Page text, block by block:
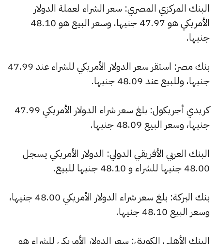
البنك المركزي المصري: سعر الشراء لعملة الدولار
الأمريكي هو 47.97 جنيها، وسعر البيع هو 48.10
جنيها.
بنك مصر: استقر سعر الدولار الأمريكي للشراء عند 47.99
جنيها، وللبيع عند 48.09 جنيها.
كريدي أجريكول: بلغ سعر شراء الدولار الأمريكي 47.99
جنيها، وسعر البيع 48.09 جنيها.
البنك العربي الأفريقي الدولي: الدولار الأمريكي يسجل
48.00 جنيها للشراء و 48.10 جنيها للبيع.
بنك البركة: بلغ سعر شراء الدولار الأمريكي 48.00 جنيها،
وسعر البيع 48.10 جنيها.
البنك الأهلي الكويتي: سعر الدولار الأمريكي للشراء هو